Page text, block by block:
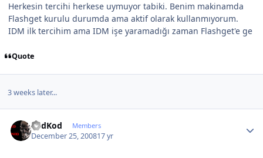
Herkesin tercihi herkese uymuyor tabiki. Benim makinamda
Flashget kurulu durumda ama aktif olarak kullanmıyorum.
IDM ilk tercihim ama IDM işe yaramadığı zaman Flashget'e ge
Quote
3 weeks later...
RedKod Members
December 25, 200817 yr